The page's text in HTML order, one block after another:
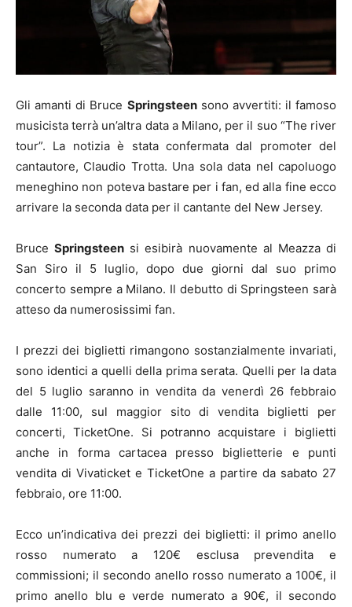
Gli amanti di Bruce Springsteensono avvertiti: il famoso
musicista terrà un’altra data a Milano, per il suo “The river
tour”. La notizia è stata confermata dal promoter del
cantautore, Claudio Trotta. Una sola data nel capoluogo
meneghino non poteva bastare per i fan, ed alla fine ecco
arrivare la seconda data per il cantante del New Jersey.
BruceSpringsteen si esibirà nuovamente al Meazza di
San Siro il 5 luglio, dopo due giorni dal suo primo
concerto sempre a Milano. Il debutto di Springsteen sarà
atteso da numerosissimi fan.
I prezzi dei biglietti rimangono sostanzialmente invariati,
sono identici a quelli della prima serata. Quelli per la data
del 5 luglio saranno in vendita da venerdì 26 febbraio
dalle 11:00, sul maggior sito di vendita biglietti per
concerti, TicketOne. Si potranno acquistare i biglietti
anche in forma cartacea presso biglietterie e punti
vendita di Vivaticket e TicketOne a partire da sabato 27
febbraio, ore 11:00.
Ecco un’indicativa dei prezzi dei biglietti: il primo anello
rosso numerato a 120€ esclusa prevendita e
commissioni; il secondo anello rosso numerato a 100€, il
primo anello blu e verde numerato a 90€, il secondo